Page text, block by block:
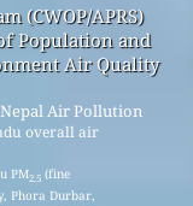
(CWOP/APRS)
Population and
Air Quality
Nepal Air Pollution
overall air
PM2.5(fine
Phora Durbar,